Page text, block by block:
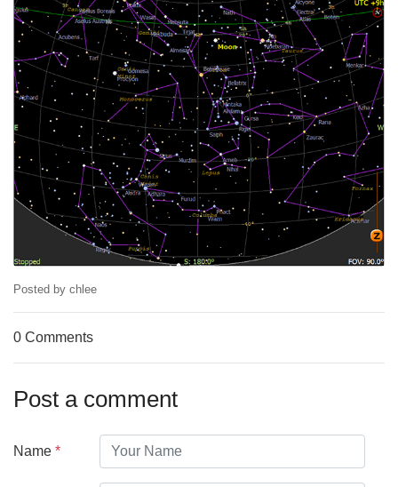
Posted by chlee
0 Comments
Post a comment
Name *